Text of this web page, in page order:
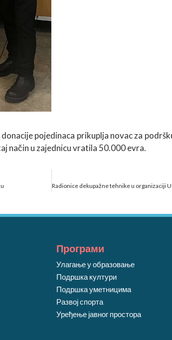
pojedinaca prikuplja novac za
način u zajednicu vratila 50.000 evra.
Програми
Улагање у образовање
Подршка култури
Подршка уметницима
Развој спорта
Уређење јавног простора